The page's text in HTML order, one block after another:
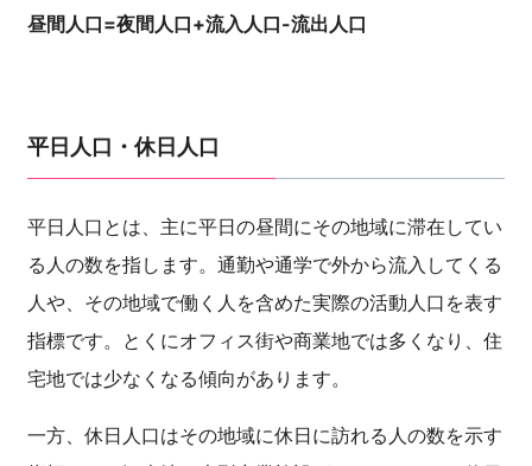
昼間人口=夜間人口+流入人口-流出人口
平日人口・休日人口
平日人口とは、主に平日の昼間にその地域に滞在してい
る人の数を指します。通勤や通学で外から流入してくる
人や、その地域で働く人を含めた実際の活動人口を表す
指標です。とくにオフィス街や商業地では多くなり、住
宅地では少なくなる傾向があります。
一方、休日人口はその地域に休日に訪れる人の数を示す